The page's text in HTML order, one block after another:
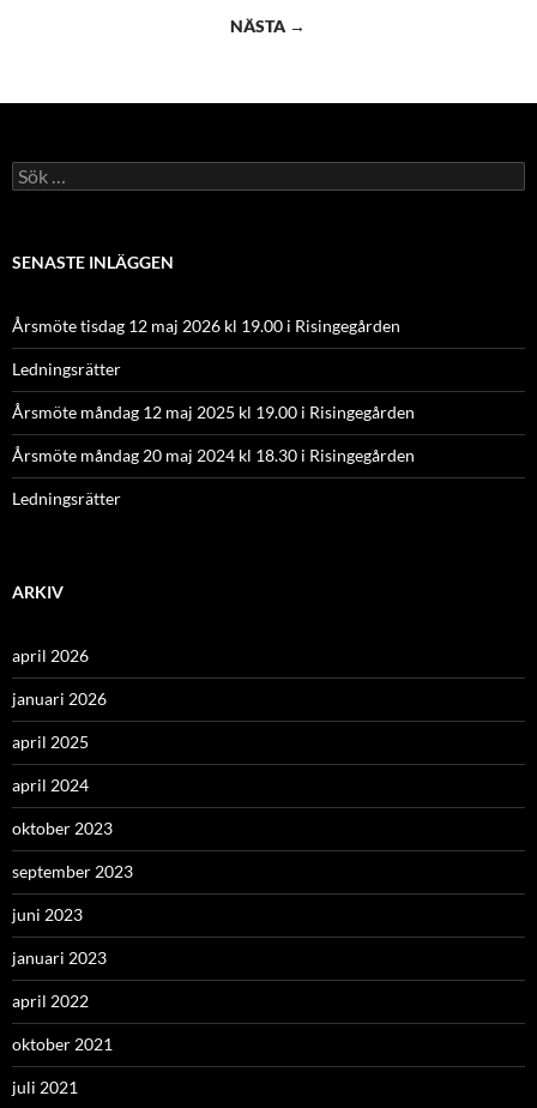
NÄSTA →
Sök
efter:
SENASTE INLÄGGEN
Årsmöte tisdag 12 maj 2026 kl 19.00 i Risingegården
Ledningsrätter
Årsmöte måndag 12 maj 2025 kl 19.00 i Risingegården
Årsmöte måndag 20 maj 2024 kl 18.30 i Risingegården
Ledningsrätter
ARKIV
april 2026
januari 2026
april 2025
april 2024
oktober 2023
september 2023
juni 2023
januari 2023
april 2022
oktober 2021
juli 2021